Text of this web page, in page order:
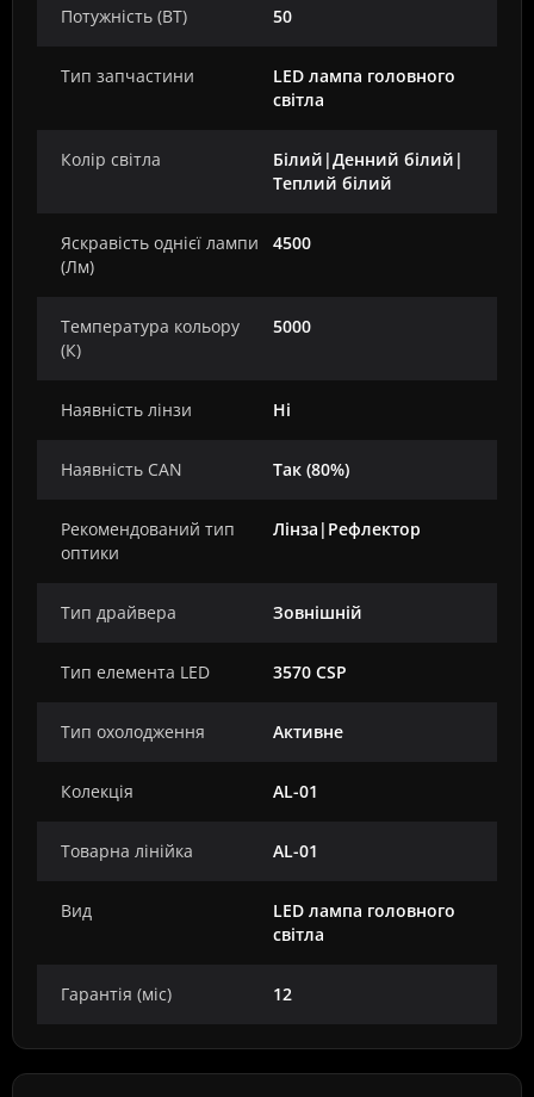
Потужність (ВТ) 50
Тип запчастини
LED лампа головного
світла
Колір світла
Білий|Денний білий|
Теплий білий
Яскравість однієї лампи
(Лм)
4500
Температура кольору
(К)
5000
Наявність лінзи Ні
Наявність CAN Так (80%)
Рекомендований тип
оптики
Лінза|Рефлектор
Тип драйвера Зовнішній
Тип елемента LED 3570 CSP
Тип охолодження Активне
Колекція AL-01
Товарна лінійка AL-01
Вид
LED лампа головного
світла
Гарантія (міс) 12